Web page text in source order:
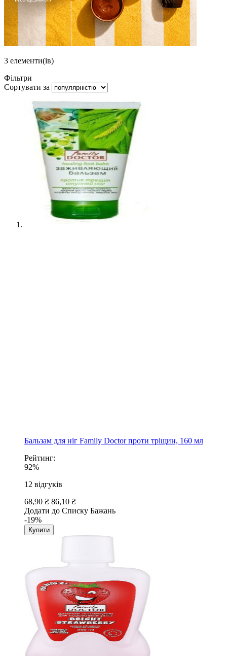
3 елементи(ів)
Фільтри
Сортувати за
Бальзам для ніг Family Doctor проти тріщин, 160 мл
Рейтинг:
92%
12 відгуків
68,90 ₴ 86,10 ₴
Додати до Списку Бажань
-19%
Купити